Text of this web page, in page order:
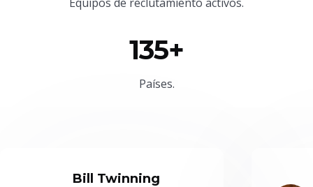
135+
Países.
Bill Twinning